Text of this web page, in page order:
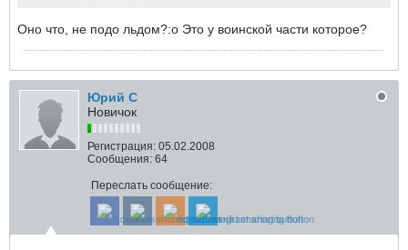
Оно что, не подо льдом?:o Это у воинской части которое?
Юрий С
Новичок
Регистрация: 05.02.2008
Сообщения: 64
Переслать сообщение: